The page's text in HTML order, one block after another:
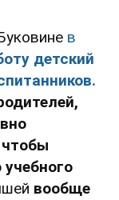
в
детский
вообще